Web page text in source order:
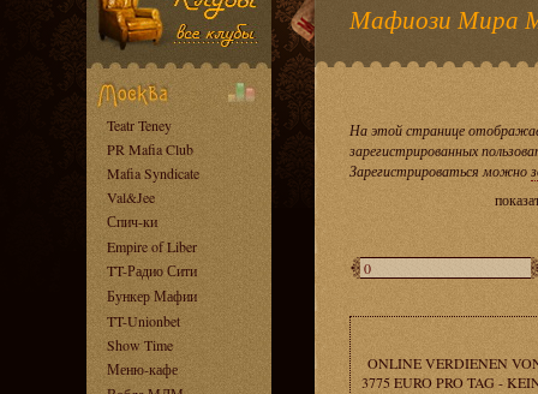
Teatr Teney
PR Mafia Club
Mafia Syndicate
Val&Jee
Спич-ки
Empire of Liber
TT-Радио Сити
Бункер Мафии
TT-Unionbet
Show Time
Меню-кафе
Мафиози Мира
На этой странице
зарегистрированных
Зарегистрироваться можно
ONLINE VERDIENEN
3775 EURO PRO TAG -